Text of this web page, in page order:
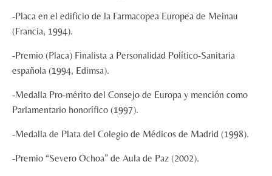
-Placa en el edificio de la Farmacopea Europea de Meinau
(Francia, 1994).
-Premio (Placa) Finalista a Personalidad Político-Sanitaria
española (1994, Edimsa).
-Medalla Pro-mérito del Consejo de Europa y mención como
Parlamentario honorífico (1997).
-Medalla de Plata del Colegio de Médicos de Madrid (1998).
-Premio “Severo Ochoa” de Aula de Paz (2002).